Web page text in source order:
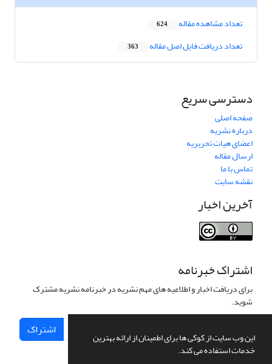
این وب سایت از کوکی ها برای اطمینان از ارائه بهترین
خدمات استفاده می کند.
تعداد مشاهده مقاله 624
تعداد دریافت فایل اصل مقاله 363
دسترسی سریع
صفحه اصلی
درباره نشریه
اعضای هیات تحریریه
ارسال مقاله
تماس با ما
نقشه سایت
آخرین اخبار
اشتراک خبرنامه
برای دریافت اخبار و اطلاعیه های مهم نشریه در خبرنامه نشریه مشترک
شوید.
اشتراک